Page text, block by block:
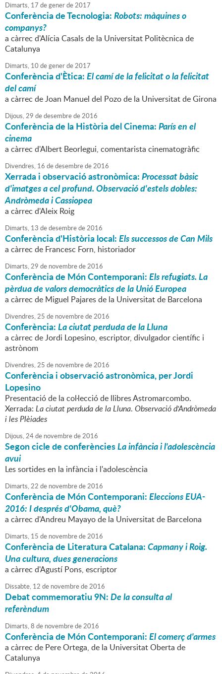
Dimarts, 17 degenerde2017
Conferència de Tecnologia:Robots: màquines o
companys?
a càrrec d'Alícia Casals de la Universitat Politècnica de
Catalunya
Dimarts, 10 degenerde2017
Conferència d'Ètica:El camí de la felicitat o la felicitat
del camí
a càrrec de Joan Manuel del Pozo de la Universitat de Girona
Dijous,29 dedesembrede2016
Conferència de la Història del Cinema:París en el
cinema
a càrrec d'Albert Beorlegui, comentarista cinematogràfic
Divendres, 16 dedesembrede2016
Xerrada i observació astronòmica:Processat bàsic
d'imatges a cel profund. Observació d'estels dobles:
Andròmeda i Cassiopea
a càrrec d'Aleix Roig
Dimarts, 13 dedesembrede2016
Conferència d'Història local:Els successos de Can Mils
a càrrec de Francesc Forn, historiador
Dimarts,29 de novembrede2016
Conferència de Món Contemporani:Els refugiats. La
pèrdua de valors democràtics de la Unió Europea
a càrrec de Miguel Pajares de la Universitat de Barcelona
Divendres,25 de novembrede2016
Conferència:La ciutat perduda de la Lluna
a càrrec de Jordi Lopesino, escriptor, divulgador científic i
astrònom
Divendres,25 de novembrede2016
Conferència i observació astronòmica, per Jordi
Lopesino
Presentació de la col·lecció de llibres Astromarcombo.
Xerrada: La ciutat perduda de la Lluna. Observació d'Andròmeda
i les Plèiades
Dijous,24de novembrede2016
Segon cicle de conferènciesLa infància i l'adolescència
avui
Les sortides en la infància i l'adolescència
Dimarts,22 de novembrede2016
Conferència de Món Contemporani:Eleccions EUA-
2016: I després d'Obama, què?
a càrrec d'Andreu Mayayo de la Universitat de Barcelona
Dimarts, 15 de novembrede2016
Conferència de Literatura Catalana:Capmany i Roig.
Una cultura, dues generacions
a càrrec d'Agustí Pons, escriptor
Dissabte, 12 de novembrede2016
Debat commemoratiu 9N:De la consulta al
referèndum
Dimarts,8 de novembrede2016
Conferència de Món Contemporani:El comerç d'armes
a càrrec de Pere Ortega, de la Universitat Oberta de
Catalunya